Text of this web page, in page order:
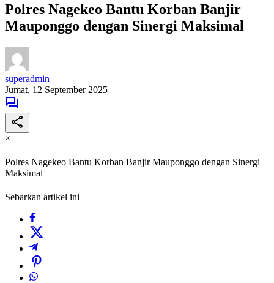
Polres Nagekeo Bantu Korban Banjir
Mauponggo dengan Sinergi Maksimal
superadmin
Jumat, 12 September 2025
×
Polres Nagekeo Bantu Korban Banjir Mauponggo dengan Sinergi
Maksimal
Sebarkan artikel ini